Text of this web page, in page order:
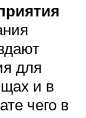
для
и в
чего в